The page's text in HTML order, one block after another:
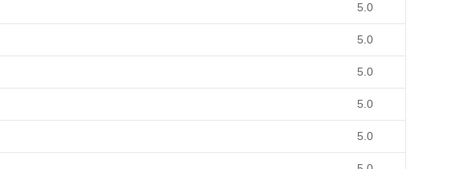
5.0
5.0
5.0
5.0
5.0